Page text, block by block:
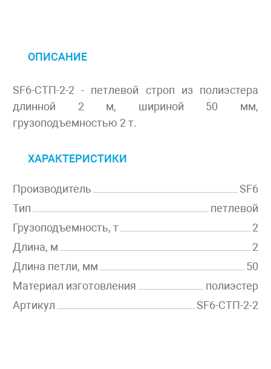
ОПИСАНИЕ
SF6-СТП-2-2 - петлевой строп из полиэстера
длинной 2 м, шириной 50 мм,
грузоподъемностью 2 т.
ХАРАКТЕРИСТИКИ
Производитель
SF6
Тип
петлевой
Грузоподъемность, т
2
Длина, м
2
Длина петли, мм
50
Материал изготовления
полиэстер
Артикул
SF6-СТП-2-2